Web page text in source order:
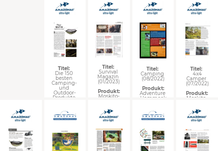
Titel:
Camper
(07/2022)
Produkt:
Moskito-
Quilted
Titel:
Camping
(08/2022)
Produkt:
Adventure
Hammock
Titel:
Survival
Magazin
(01/2023)
Produkt:
Moskito-
Titel:
Die 150
besten
Camping-
und
Outdoor-
Produkte
Produkt:
Moskito
Traveller
Traveller
Tarp forest